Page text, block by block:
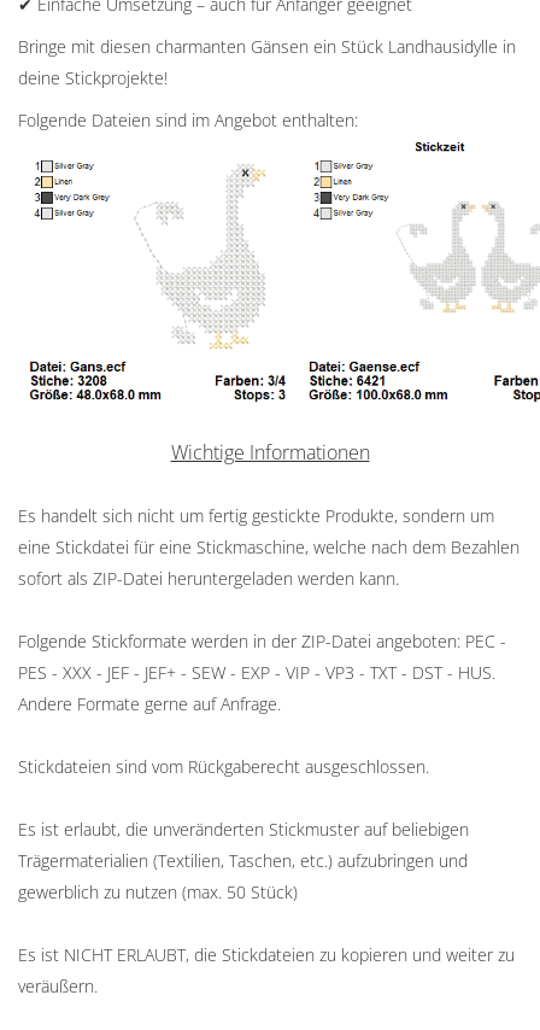
Bringe mit diesen charmanten Gänsen ein Stück Landhausidylle in
deine Stickprojekte!
Folgende Dateien sind im Angebot enthalten:
Wichtige Informationen
Es handelt sich nicht um fertig gestickte Produkte, sondern um
eine Stickdatei für eine Stickmaschine, welche nach dem Bezahlen
sofort als ZIP-Datei heruntergeladen werden kann.
Folgende Stickformate werden in der ZIP-Datei angeboten: PEC -
PES - XXX - JEF - JEF+ - SEW - EXP - VIP - VP3 - TXT - DST - HUS.
Andere Formate gerne auf Anfrage.
Stickdateien sind vom Rückgaberecht ausgeschlossen.
Es ist erlaubt, die unveränderten Stickmuster auf beliebigen
Trägermaterialien (Textilien, Taschen, etc.) aufzubringen und
gewerblich zu nutzen (max. 50 Stück)
Es ist NICHT ERLAUBT, die Stickdateien zu kopieren und weiter zu
veräußern.